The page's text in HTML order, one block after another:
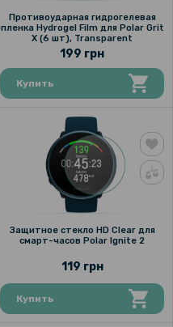
Противоударная гидрогелевая
пленка Hydrogel Film для Polar Grit
X (6 шт), Transparent
199 грн
Купить
Защитное стекло HD Clear для
смарт-часов Polar Ignite 2
119 грн
Купить